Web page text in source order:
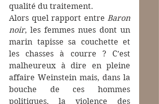
qualité du traitement.
Alors quel rapport entre Baron
noir, les femmes nues dont un
marin tapisse sa couchette et
les chasses à courre ? C’est
malheureux à dire en pleine
affaire Weinstein mais, dans la
bouche de ces hommes
politiques, la violence des